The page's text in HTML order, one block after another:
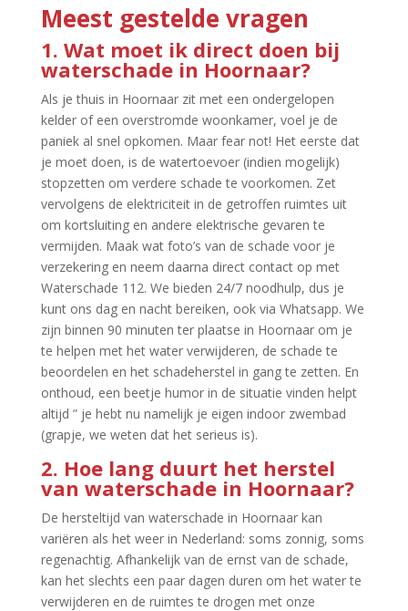
Meest gestelde vragen
1.​ Wat moet ik direct doen bij
waterschade in Hoornaar?
Als je thuis in Hoornaar zit met een ondergelopen
kelder of een overstromde woonkamer, voel je de
paniek al snel opkomen.​ Maar fear not! Het eerste dat
je moet doen, is de watertoevoer (indien mogelijk)
stopzetten om verdere schade te voorkomen.​ Zet
vervolgens de elektriciteit in de getroffen ruimtes uit
om kortsluiting en andere elektrische gevaren te
vermijden.​ Maak wat foto’s van de schade voor je
verzekering en neem daarna direct contact op met
Waterschade 112.​ We bieden 24/7 noodhulp, dus je
kunt ons dag en nacht bereiken, ook via Whatsapp.​ We
zijn binnen 90 minuten ter plaatse in Hoornaar om je
te helpen met het water verwijderen, de schade te
beoordelen en het schadeherstel in gang te zetten.​ En
onthoud, een beetje humor in de situatie vinden helpt
altijd ” je hebt nu namelijk je eigen indoor zwembad
(grapje, we weten dat het serieus is).​
2.​ Hoe lang duurt het herstel
van waterschade in Hoornaar?
De hersteltijd van waterschade in Hoornaar kan
variëren als het weer in Nederland: soms zonnig, soms
regenachtig.​ Afhankelijk van de ernst van de schade,
kan het slechts een paar dagen duren om het water te
verwijderen en de ruimtes te drogen met onze